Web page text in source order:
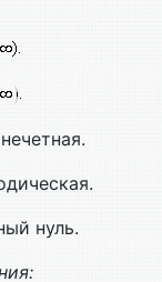
нуль.